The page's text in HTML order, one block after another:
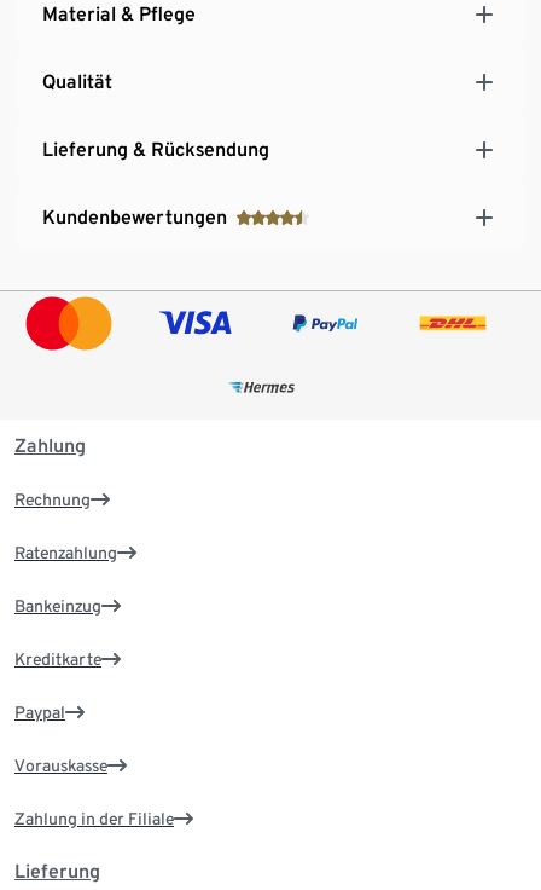
Material & Pflege
Qualität
Lieferung & Rücksendung
Kundenbewertungen
Zahlung
Rechnung
Ratenzahlung
Bankeinzug
Kreditkarte
Paypal
Vorauskasse
Zahlung in der Filiale
Lieferung